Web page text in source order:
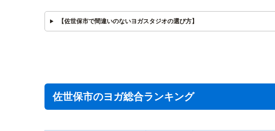
【佐世保市で間違いのないヨガスタジオの選び方】
佐世保市のヨガ総合ランキング